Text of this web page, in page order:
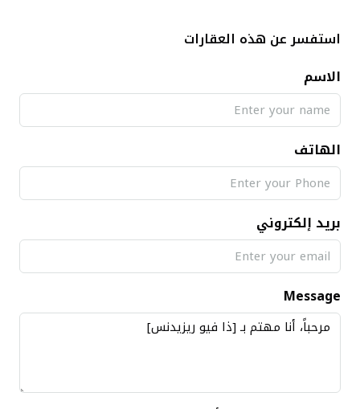
استفسر عن هذه العقارات
الاسم
الهاتف
بريد إلكتروني
Message